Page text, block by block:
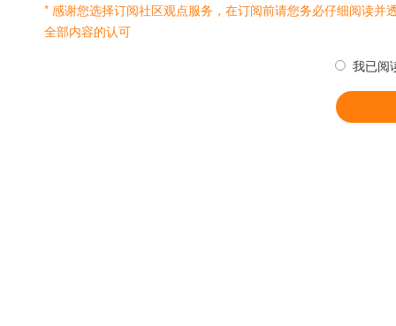
* 感谢您选择订阅社区观点服务，在订阅前请您务必仔细阅读
全部内容的认可
我已阅